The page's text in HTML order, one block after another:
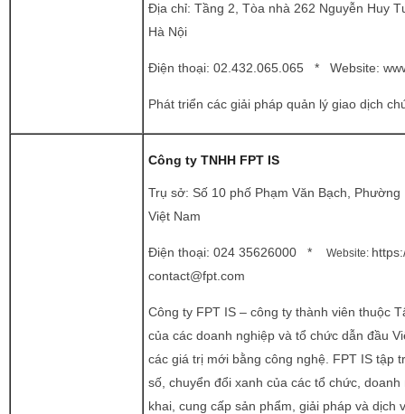
Địa chỉ: Tầng 2, Tòa nhà 262 Nguyễn Huy
Hà Nội
Điện thoại: 02.432.065.065 * Website:
Phát triển các giải pháp quản lý giao dịch
Công ty TNHH FPT IS
Trụ sở: Số 10 phố Phạm Văn Bạch,
Việt Nam
Điện thoại: 024 35626000 * Website:
contact@fpt.com
Công ty FPT IS – công ty thành viên thuộc
của các doanh nghiệp và tổ chức dẫn đầu
các giá trị mới bằng công nghệ. FPT IS tập
số, chuyển đổi xanh của các tổ chức,
khai, cung cấp sản phẩm, giải pháp và dịch